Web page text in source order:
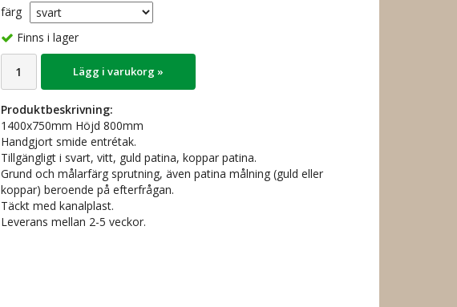
färg
Finns i lager
Lägg i varukorg »
Produktbeskrivning:
1400x750mm Höjd 800mm
Handgjort smide entrétak.
Tillgängligt i svart, vitt, guld patina, koppar patina.
Grund och målarfärg sprutning, även patina målning (guld eller
koppar) beroende på efterfrågan.
Täckt med kanalplast.
Leverans mellan 2-5 veckor.